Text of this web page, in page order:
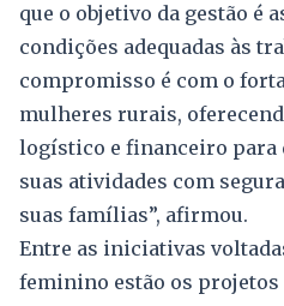
que o objetivo da gestão é
condições adequadas às
compromisso é com o
mulheres rurais,
logístico e financeiro para
suas atividades com
suas famílias”, afirmou.
Entre as iniciativas
feminino estão os projetos